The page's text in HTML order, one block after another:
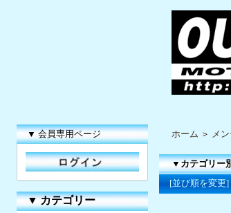
▼ 会員専用ページ
▼カテゴリー
ホーム ＞ メ
▼カテゴリー
[並び順を変更]